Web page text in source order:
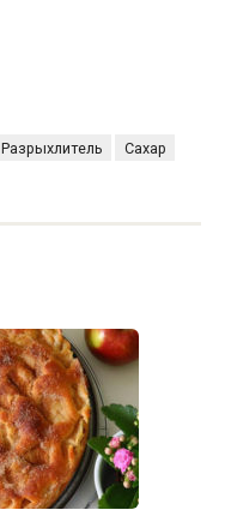
Разрыхлитель
Сахар